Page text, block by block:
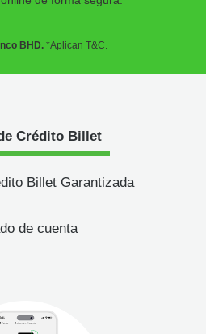
BHD. *Aplican T&C.
Crédito Billet
Billet Garantizada
de cuenta